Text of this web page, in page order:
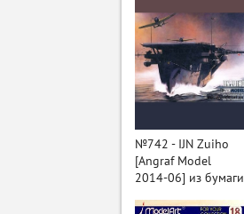
№742 - IJN Zuiho
[Angraf Model
2014-06] из бумаги